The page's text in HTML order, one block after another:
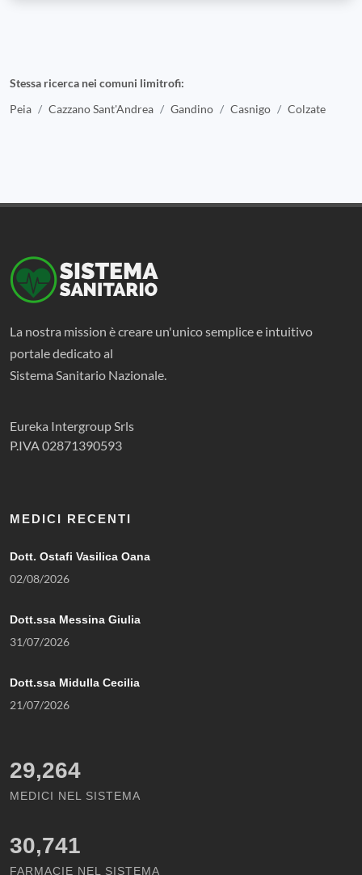
Stessa ricerca nei comuni limitrofi:
Peia
Cazzano Sant'Andrea Gandino Casnigo Colzate
La nostra mission è creare un'unico semplice e intuitivo
portale dedicato al
Sistema Sanitario Nazionale.
Eureka Intergroup Srls
P.IVA 02871390593
MEDICI RECENTI
Dott. Ostafi Vasilica Oana
02/08/2026
Dott.ssa Messina Giulia
31/07/2026
Dott.ssa Midulla Cecilia
21/07/2026
29,264
MEDICI NEL SISTEMA
30,741
FARMACIE NEL SISTEMA